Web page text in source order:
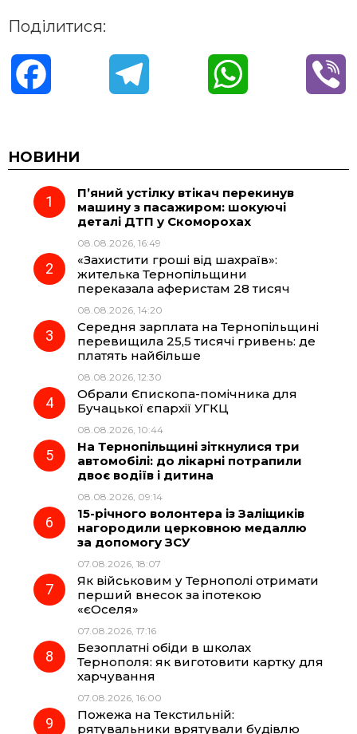
Поділитися:
c
e
o
k
e
g
r
a
m
t
НОВИНИ
П’яний устілку втікач перекинув
машину з пасажиром: шокуючі
деталі ДТП у Скоморохах
08.08.2026, 16:49
«Захистити гроші від шахраїв»:
жителька Тернопільщини
переказала аферистам 28 тисяч
08.08.2026, 14:20
Середня зарплата на Тернопільщині
перевищила 25,5 тисячі гривень: де
платять найбільше
08.08.2026, 12:30
Обрали Єпископа-помічника для
Бучацької єпархії УГКЦ
08.08.2026, 10:44
На Тернопільщині зіткнулися три
автомобілі: до лікарні потрапили
двоє водіїв і дитина
08.08.2026, 09:14
15-річного волонтера із Заліщиків
нагородили церковною медаллю
за допомогу ЗСУ
07.08.2026, 18:07
Як військовим у Тернополі отримати
перший внесок за іпотекою
«єОселя»
07.08.2026, 17:16
Безоплатні обіди в школах
Тернополя: як виготовити картку для
харчування
07.08.2026, 16:00
Пожежа на Текстильній:
рятувальники врятували будівлю